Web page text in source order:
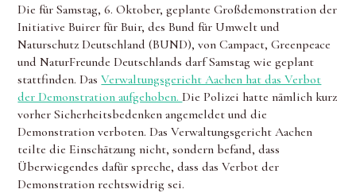
Die für Samstag, 6. Oktober, geplante Großdemonstration der
Initiative Buirer für Buir, des Bund für Umwelt und
Naturschutz Deutschland (BUND), von Campact, Greenpeace
und NaturFreunde Deutschlands darf Samstag wie geplant
stattfinden. DasVerwaltungsgericht Aachen hat das Verbot
der Demonstration aufgehoben.Die Polizei hatte nämlich kurz
vorher Sicherheitsbedenken angemeldet und die
Demonstration verboten. Das Verwaltungsgericht Aachen
teilte die Einschätzung nicht, sondern befand, dass
Überwiegendes dafür spreche, dass das Verbot der
Demonstration rechtswidrig sei.